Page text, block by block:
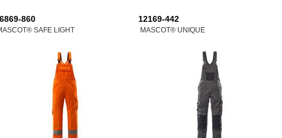
860
SAFE LIGHT
12169-442
MASCOT® UNIQUE